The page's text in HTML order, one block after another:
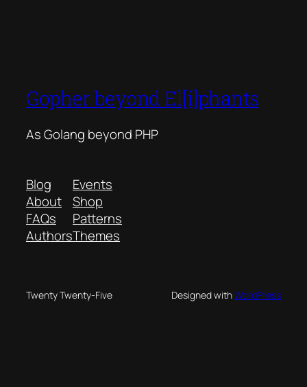
Gopher beyond El[i]phants
As Golang beyond PHP
Blog
About
FAQs
Authors
Events
Shop
Patterns
Themes
Twenty Twenty-Five Designed withWordPress